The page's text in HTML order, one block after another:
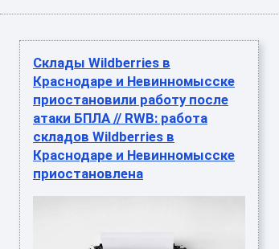
Склады Wildberries в
Краснодаре и Невинномысске
приостановили работу после
атаки БПЛА // RWB: работа
складов Wildberries в
Краснодаре и Невинномысске
приостановлена